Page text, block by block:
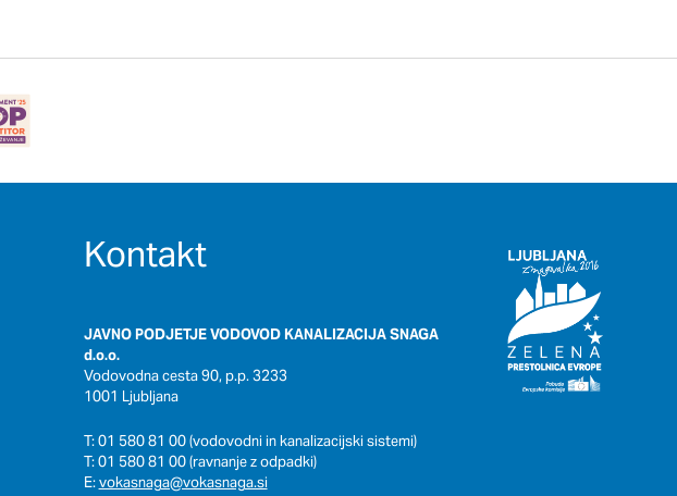
Kontakt
JAVNO PODJETJE VODOVOD KANALIZACIJA SNAGA
d.o.o.
Vodovodna cesta 90, p.p. 3233
1001 Ljubljana
T: 01 580 81 00 (vodovodni in kanalizacijski sistemi)
T: 01 580 81 00 (ravnanje z odpadki)
E:vokasnaga@vokasnaga.si